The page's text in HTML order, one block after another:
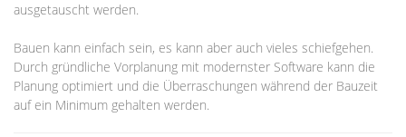
ausgetauscht werden.
Bauen kann einfach sein, es kann aber auch vieles schiefgehen.
Durch gründliche Vorplanung mit modernster Software kann die
Planung optimiert und die Überraschungen während der Bauzeit
auf ein Minimum gehalten werden.